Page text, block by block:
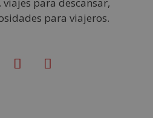
para viajeros.